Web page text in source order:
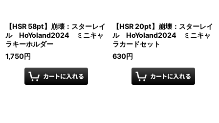
【HSR 58pt】崩壊：スターレイ
ル HoYoland2024 ミニキャ
ラキーホルダー
1,750円
【HSR 20pt】崩壊：スターレイ
ル HoYoland2024 ミニキャ
ラカードセット
630円